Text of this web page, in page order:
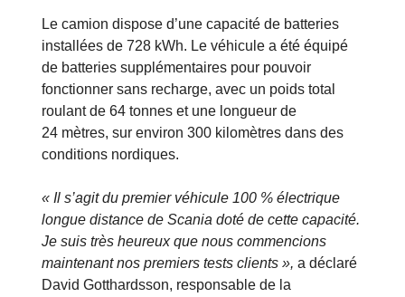
Le camion dispose d’une capacité de batteries
installées de 728 kWh. Le véhicule a été équipé
de batteries supplémentaires pour pouvoir
fonctionner sans recharge, avec un poids total
roulant de 64 tonnes et une longueur de
24 mètres, sur environ 300 kilomètres dans des
conditions nordiques.
« Il s’agit du premier véhicule 100 % électrique
longue distance de Scania doté de cette capacité.
Je suis très heureux que nous commencions
maintenant nos premiers tests clients », a déclaré
David Gotthardsson, responsable de la